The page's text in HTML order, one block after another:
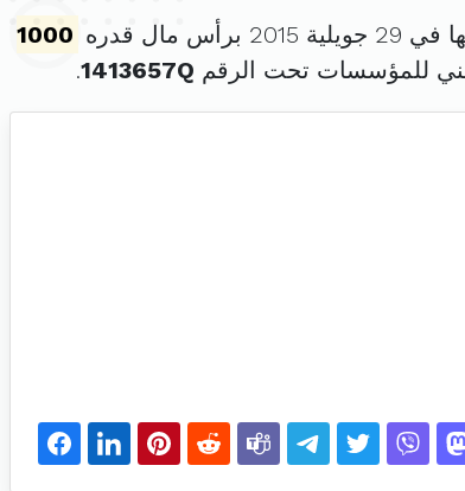
مال قدره
1000
للمؤسسات تحت الرقم 1413657Q
.